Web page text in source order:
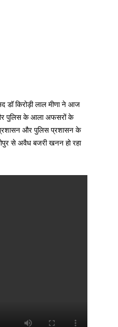
डॉ किरोड़ी लाल मीणा ने आज
पुलिस के आला अफसरों के
और पुलिस प्रशासन के
से अवैध बजरी खनन हो रहा